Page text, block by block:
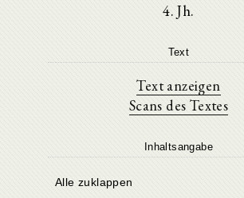
4. Jh.
Text
Text anzeigen
Scans des Textes
Inhaltsangabe
Alle zuklappen